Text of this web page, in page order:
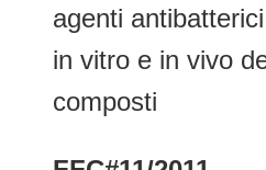
agenti
in vitro e in vivo
composti